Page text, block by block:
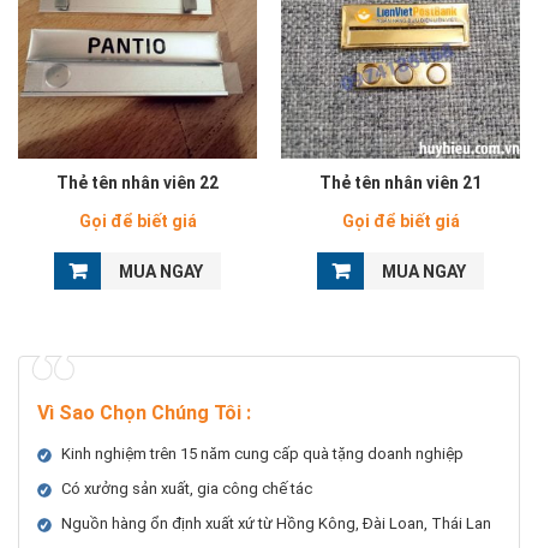
Thẻ tên nhân viên 22
Gọi để biết giá
MUA NGAY
Thẻ tên nhân viên 21
Gọi để biết giá
MUA NGAY
Vì Sao Chọn Chúng Tôi :
Kinh nghiệm trên 15 năm cung cấp quà tặng doanh nghiệp
Có xưởng sản xuất, gia công chế tác
Nguồn hàng ổn định xuất xứ từ Hồng Kông, Đài Loan, Thái Lan